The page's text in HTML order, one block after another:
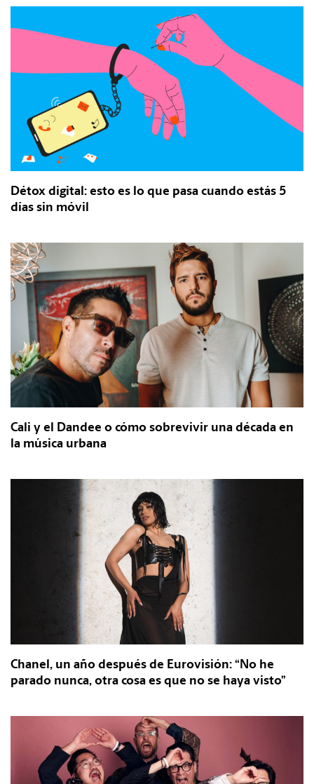
Détox digital: esto es lo que pasa cuando estás 5
días sin móvil
Cali y el Dandee o cómo sobrevivir una década en
la música urbana
Chanel, un año después de Eurovisión: “No he
parado nunca, otra cosa es que no se haya visto”